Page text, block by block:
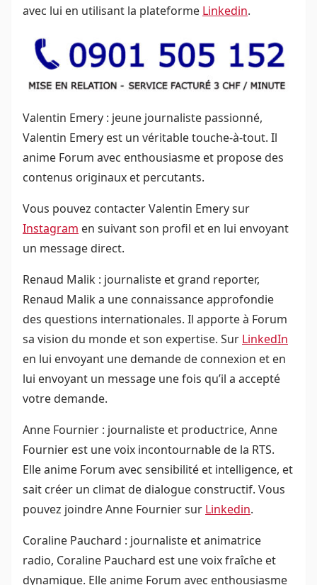
avec lui en utilisant la plateforme Linkedin.
Valentin Emery : jeune journaliste passionné,
Valentin Emery est un véritable touche-à-tout. Il
anime Forum avec enthousiasme et propose des
contenus originaux et percutants.
Vous pouvez contacter Valentin Emery sur
Instagram en suivant son profil et en lui envoyant
un message direct.
Renaud Malik : journaliste et grand reporter,
Renaud Malik a une connaissance approfondie
des questions internationales. Il apporte à Forum
sa vision du monde et son expertise. Sur LinkedIn
en lui envoyant une demande de connexion et en
lui envoyant un message une fois qu’il a accepté
votre demande.
Anne Fournier : journaliste et productrice, Anne
Fournier est une voix incontournable de la RTS.
Elle anime Forum avec sensibilité et intelligence, et
sait créer un climat de dialogue constructif. Vous
pouvez joindre Anne Fournier sur Linkedin.
Coraline Pauchard : journaliste et animatrice
radio, Coraline Pauchard est une voix fraîche et
dynamique. Elle anime Forum avec enthousiasme